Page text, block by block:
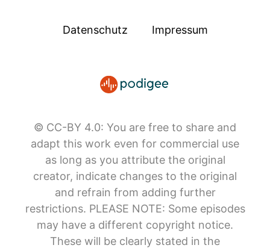
Datenschutz Impressum
© CC-BY 4.0: You are free to share and
adapt this work even for commercial use
as long as you attribute the original
creator, indicate changes to the original
and refrain from adding further
restrictions. PLEASE NOTE: Some episodes
may have a different copyright notice.
These will be clearly stated in the